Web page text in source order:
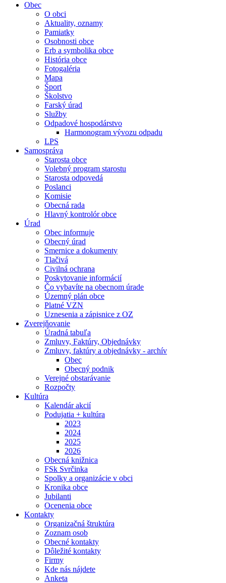
Obec
O obci
Aktuality, oznamy
Pamiatky
Osobnosti obce
Erb a symbolika obce
História obce
Fotogaléria
Mapa
Šport
Školstvo
Farský úrad
Služby
Odpadové hospodárstvo
Harmonogram vývozu odpadu
LPS
Samospráva
Starosta obce
Volebný program starostu
Starosta odpovedá
Poslanci
Komisie
Obecná rada
Hlavný kontrolór obce
Úrad
Obec informuje
Obecný úrad
Smernice a dokumenty
Tlačivá
Civilná ochrana
Poskytovanie informácií
Čo vybavíte na obecnom úrade
Územný plán obce
Platné VZN
Uznesenia a zápisnice z OZ
Zverejňovanie
Úradná tabuľa
Zmluvy, Faktúry, Objednávky
Zmluvy, faktúry a objednávky - archív
Obec
Obecný podnik
Verejné obstarávanie
Rozpočty
Kultúra
Kalendár akcií
Podujatia + kultúra
2023
2024
2025
2026
Obecná knižnica
FSk Svrčinka
Spolky a organizácie v obci
Kronika obce
Jubilanti
Ocenenia obce
Kontakty
Organizačná štruktúra
Zoznam osob
Obecné kontakty
Dôležité kontakty
Firmy
Kde nás nájdete
Anketa